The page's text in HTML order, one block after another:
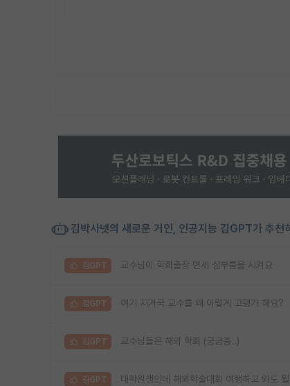
김박사넷의 새로운 거인, 인공지능 김GPT가 추천
김GPT 교수님이 학회출장 면세 심부름을 시켜요
김GPT 여기 지거국 교수를 왜 이렇게 고평가 해요?
김GPT 교수님들은 해외 학회 (궁금증..)
김GPT 대학원생인데 해외학술대회 여행하고 와도